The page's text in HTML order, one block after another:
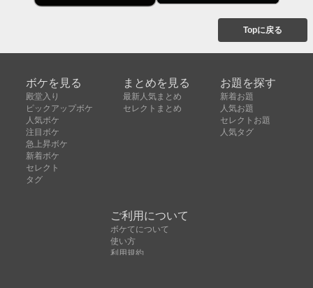
Topに戻る
ボケを見る
殿堂入り
ピックアップボケ
人気ボケ
注目ボケ
急上昇ボケ
新着ボケ
セレクト
タグ
まとめを見る
最新人気まとめ
セレクトまとめ
お題を探す
新着お題
人気お題
セレクトお題
人気タグ
ご利用について
ボケてについて
使い方
利用規約